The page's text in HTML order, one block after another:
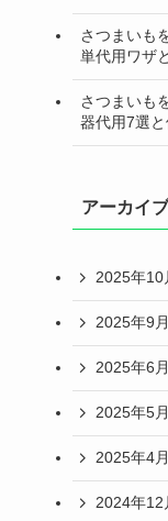
さつまいも
単代用ワザ
さつまいも
器代用7選
アーカイブ
2025年10
2025年9月
2025年6月
2025年5月
2025年4月
2024年12